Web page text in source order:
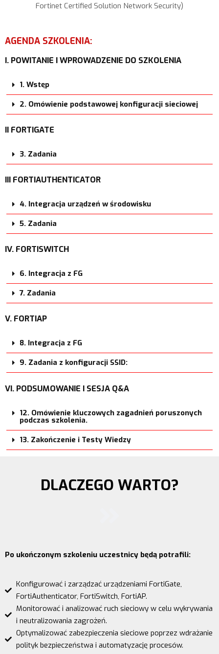
Fortinet Certified Solution Network Security)
AGENDA SZKOLENIA:
I. POWITANIE I WPROWADZENIE DO SZKOLENIA
1. Wstęp
2. Omówienie podstawowej konfiguracji sieciowej
II FORTIGATE
3. Zadania
III FORTIAUTHENTICATOR
4. Integracja urządzeń w środowisku
5. Zadania
IV. FORTISWITCH
6. Integracja z FG
7. Zadania
V. FORTIAP
8. Integracja z FG
9. Zadania z konfiguracji SSID:
VI. PODSUMOWANIE I SESJA Q&A
12. Omówienie kluczowych zagadnień poruszonych
podczas szkolenia.
13. Zakończenie i Testy Wiedzy
DLACZEGO WARTO?
Po ukończonym szkoleniu uczestnicy będą potrafili:
Konfigurować i zarządzać urządzeniami FortiGate,
FortiAuthenticator, FortiSwitch, FortiAP.
Monitorować i analizować ruch sieciowy w celu wykrywania
i neutralizowania zagrożeń.
Optymalizować zabezpieczenia sieciowe poprzez wdrażanie
polityk bezpieczeństwa i automatyzację procesów.